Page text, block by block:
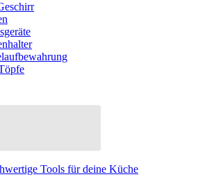
Tools für deine Küche